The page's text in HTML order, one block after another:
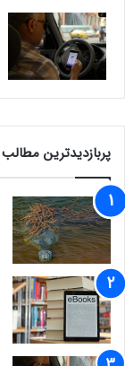
پربازدیدترین مطالب